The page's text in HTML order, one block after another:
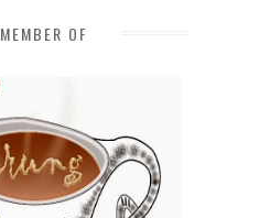
MEMBER OF